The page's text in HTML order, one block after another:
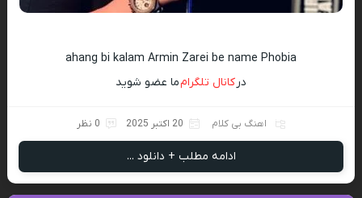
ahang bi kalam Armin Zarei be name Phobia
درکانال تلگرامما عضو شوید
اهنگ بی کلام 20 اکتبر 2025 0 نظر
ادامه مطلب + دانلود ...